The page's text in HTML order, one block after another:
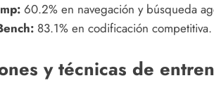
60.2% en navegación y búsqueda
83.1% en codificación competitiva.
y técnicas de